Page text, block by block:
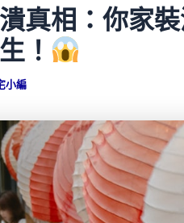
真相：你家
！
小編